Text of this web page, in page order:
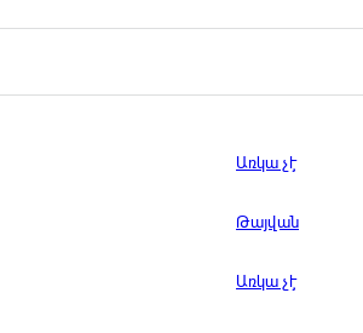
Առկա չէ
Թայվան
Առկա չէ